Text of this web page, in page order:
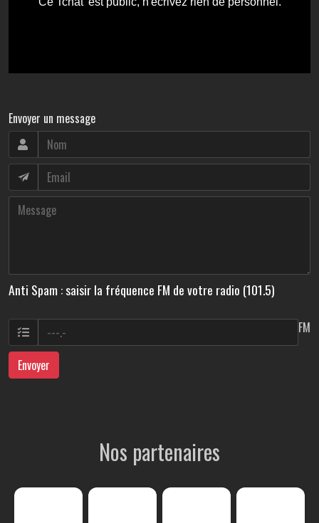
Envoyer un message
Anti Spam : saisir la fréquence FM de votre radio (101.5)
FM
Envoyer
Nos partenaires